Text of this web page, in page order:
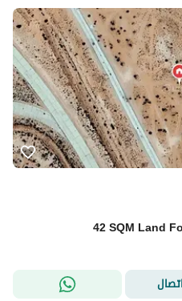
42 SQM Land
اتصال